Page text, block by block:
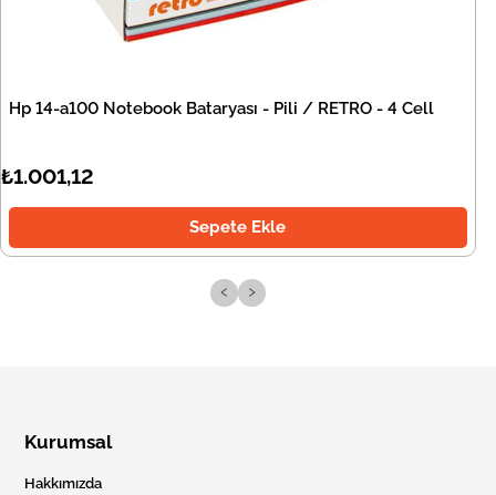
Hp 14-a100 Notebook Bataryası - Pili / RETRO - 4 Cell
₺1.001,12
Sepete Ekle
‹ ›
Kurumsal
Hakkımızda